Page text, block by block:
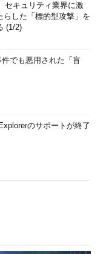
セキュリティ業界に激
らした「標的型攻撃」を
(1/2)
でも悪用された「盲
のサポートが終了